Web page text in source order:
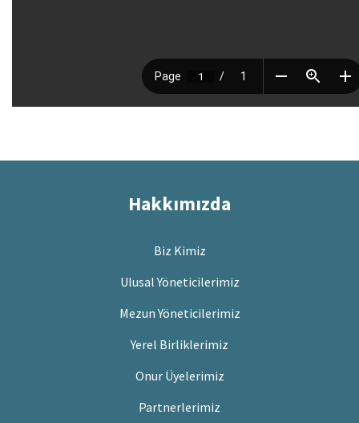
Hakkımızda
Biz Kimiz
Ulusal Yöneticilerimiz
Mezun Yöneticilerimiz
Yerel Birliklerimiz
Onur Üyelerimiz
Partnerlerimiz